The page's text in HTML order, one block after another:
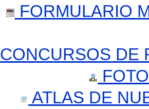
FORMULARIO
CONCURSOS DE
ATLAS DE